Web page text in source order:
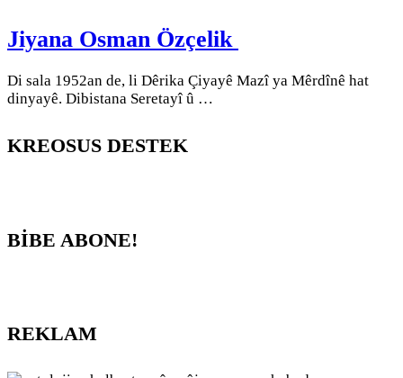
Jiyana Osman Özçelik
Di sala 1952an de, li Dêrika Çiyayê Mazî ya Mêrdînê hat
dinyayê. Dibistana Seretayî û …
KREOSUS DESTEK
BİBE ABONE!
REKLAM